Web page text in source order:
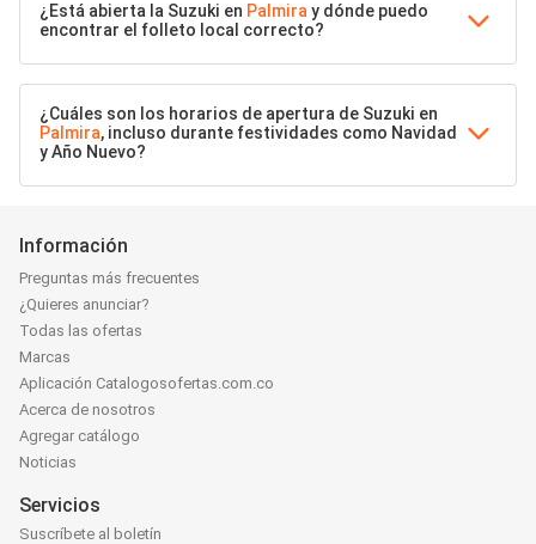
¿Está abierta la Suzuki en Palmira y dónde puedo
encontrar el folleto local correcto?
¿Cuáles son los horarios de apertura de Suzuki en
Palmira, incluso durante festividades como Navidad
y Año Nuevo?
Información
Preguntas más frecuentes
¿Quieres anunciar?
Todas las ofertas
Marcas
Aplicación Catalogosofertas.com.co
Acerca de nosotros
Agregar catálogo
Noticias
Servicios
Suscríbete al boletín